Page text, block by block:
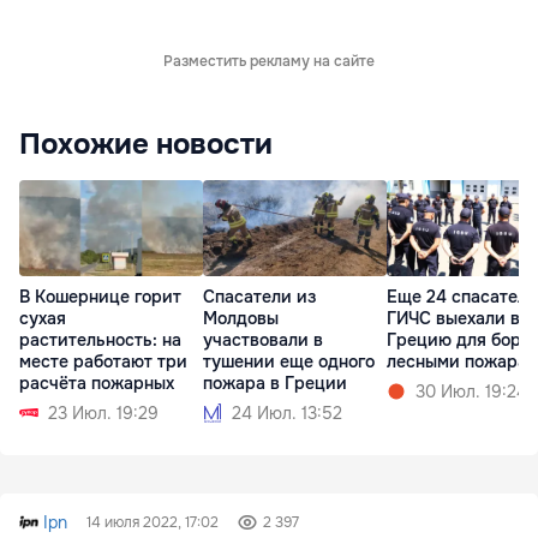
Разместить рекламу на сайте
Похожие новости
В Кошернице горит
сухая
растительность: на
месте работают три
расчёта пожарных
23 Июл. 19:29
Спасатели из
Молдовы
участвовали в
тушении еще одного
пожара в Греции
24 Июл. 13:52
Еще 24 спасателя
ГИЧС выехали в
Грецию для
лесными
30 Июл. 19:24
Ipn 14 июля 2022, 17:02 2 397